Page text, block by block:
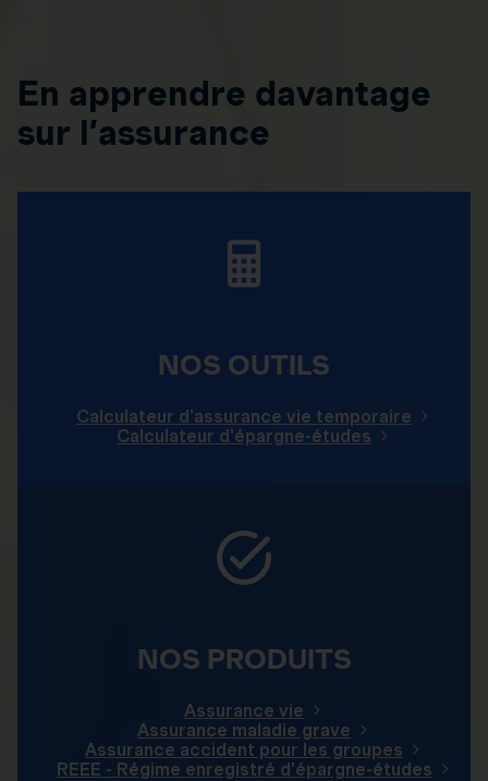
En apprendre davantage
sur l’assurance
NOS OUTILS
Calculateur d'assurance vie temporaire
Calculateur d'épargne-études
NOS PRODUITS
Assurance vie
Assurance maladie grave
Assurance accident pour les groupes
REEE - Régime enregistré d’épargne-études